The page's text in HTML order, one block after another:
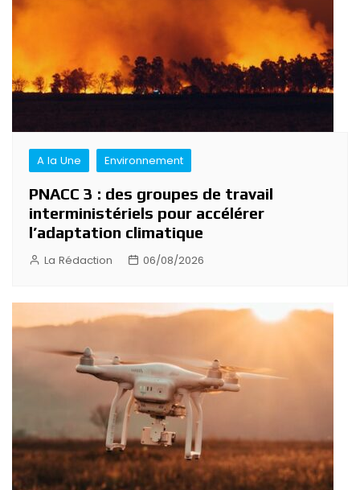
A la Une Environnement
PNACC 3 : des groupes de travail
interministériels pour accélérer
l’adaptation climatique
La Rédaction 06/08/2026